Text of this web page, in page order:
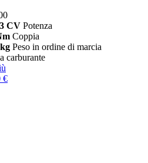
CV Potenza
Coppia
Peso in ordine di marcia
carburante
€